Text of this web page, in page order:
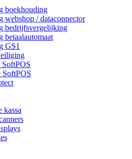
boekhouding
webshop / dataconnector
bedrijfsvergelijking
betaalautomaat
GS1
kassa